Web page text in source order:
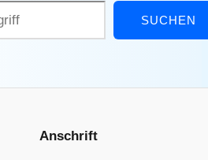
SUCHEN
Anschrift